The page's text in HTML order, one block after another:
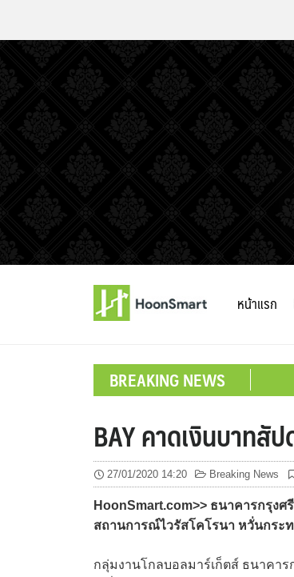
หน้าแรก
BREAKING NEWS
BAY คาดเงินบาทสั
27/01/2020 14:20 Breaking News
HoonSmart.com>> ธนาคารกรุง
สถานการณ์ไวรัสโคโรนา หวั่นกระ
กลุ่มงานโกลบอลมาร์เก็ตส์ ธนาคา